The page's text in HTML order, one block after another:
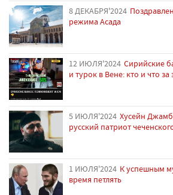
8 ДЕКАБРЯ'2024
режима Асада
12 ИЮЛЯ'2024 Сирийские
и турок в Вене: кто и что за
5 ИЮЛЯ'2024 Хусейн
русский патриот
1 ИЮЛЯ'2024 К успешным
время петлять